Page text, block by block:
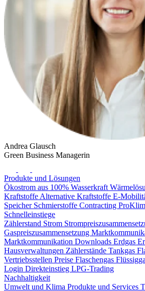
Andrea Glausch
Green Business Managerin
Produkte und Lösungen
Ökostrom aus 100% Wasserkraft
Kraftstoffe Alternative Kraftstoffe E-
Speicher Schmierstoffe Contracting
Schnelleinstiege
Zählerstand Strom
Gaspreiszusammensetzung
Marktkommunikation Downloads Erdgas
Hausverwaltungen Zählerstände Tankgas
Vertriebsstellen Preise Flaschengas
Login Direkteinstieg LPG-Trading
Nachhaltigkeit
Umwelt und Klima Produkte und Services